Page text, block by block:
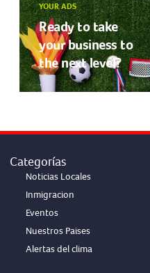
YOUR ADS
Ready to take
your business to
the next level?
Categorías
Noticias Locales
Inmigracion
Eventos
Nuestros Paises
Alertas del clima